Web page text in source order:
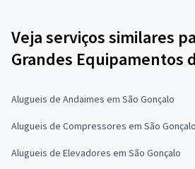
Veja serviços similares
Grandes Equipamentos
Alugueis de Andaimes em São Gonçalo
Alugueis de Compressores em São Gonçalo
Alugueis de Elevadores em São Gonçalo